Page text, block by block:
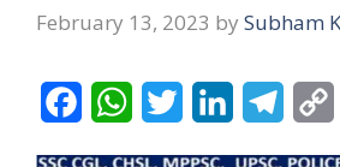
February 13, 2023 by Subham
W